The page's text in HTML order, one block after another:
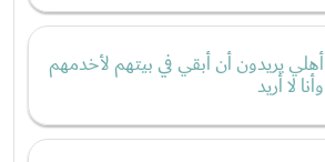
أهلي يريدون أن أبقي في بيتهم لأخدمهم
وأنا لا أريد